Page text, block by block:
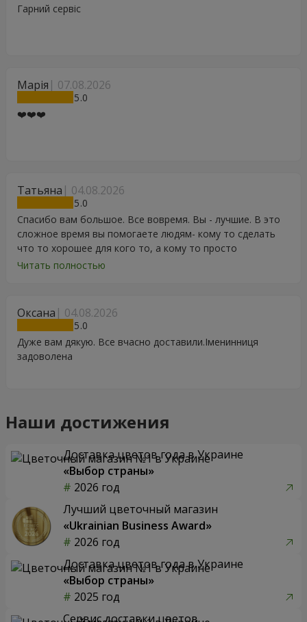
Гарний сервіс
Марія 07.08.2026
5
❤️❤️❤️
Татьяна 04.08.2026
5
Спасибо вам большое. Все вовремя. Вы - лучшие. В это
сложное время вы помогаете людям- кому то сделать
что то хорошее для кого то, а кому то просто
порадоваться цветам, подарку, тортику, поздравлению.
Читать полностью
Оксана 04.08.2026
5
Дуже вам дякую. Все вчасно доставили.Іменинниця
задоволена
Наши достижения
Доставка цветов года в Украине
«Выбор страны»
2026 год
Лучший цветочный магазин
«Ukrainian Business Award»
2026 год
Доставка цветов года в Украине
«Выбор страны»
2025 год
Сервис доставки цветов